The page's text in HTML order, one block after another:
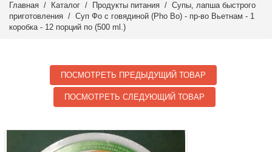
Главная / Каталог / Продукты питания / Супы, лапша быстрого
приготовления / Суп Фо с говядиной (Pho Bo) - пр-во Вьетнам - 1
коробка - 12 порций по (500 ml.)
ПОСМОТРЕТЬ ПРЕДЫДУЩИЙ ТОВАР
ПОСМОТРЕТЬ СЛЕДУЮЩИЙ ТОВАР